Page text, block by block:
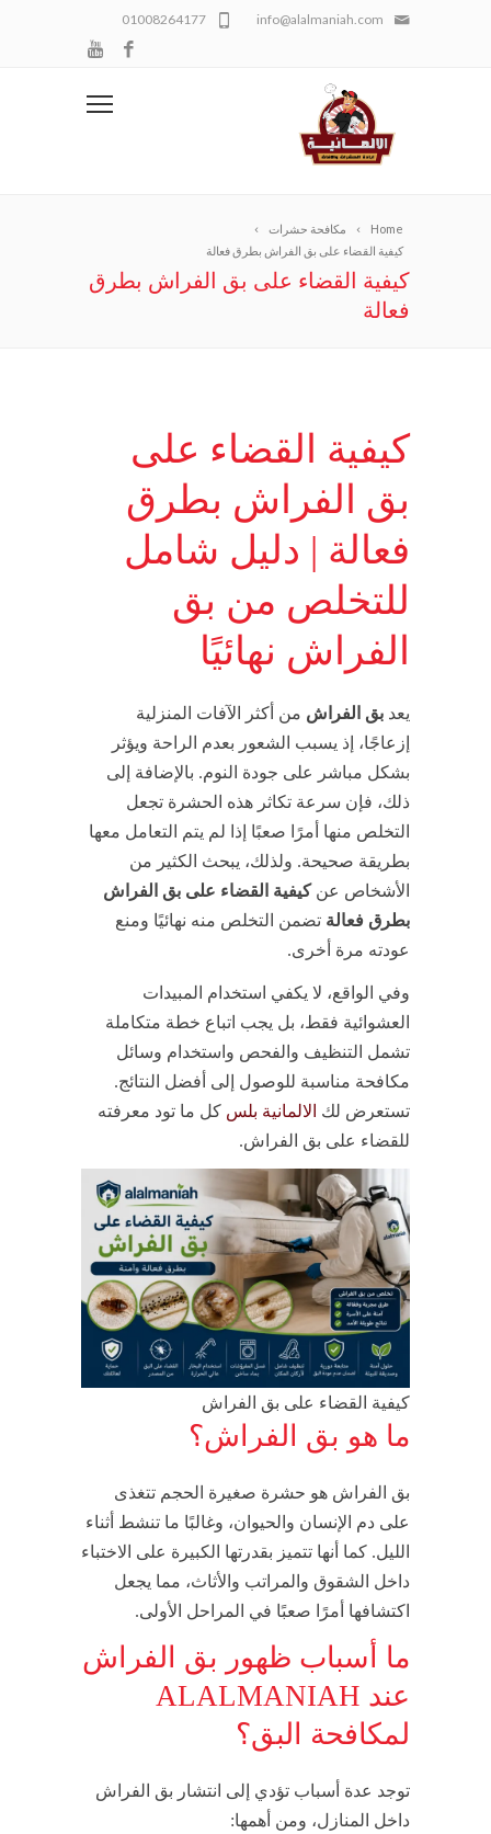
info@alalmaniah.com
01008264177
Home
مكافحة حشرات
كيفية القضاء على بق الفراش بطرق فعالة
كيفية القضاء على بق الفراش بطرق
فعالة
كيفية القضاء على
بق الفراش بطرق
فعالة | دليل شامل
للتخلص من بق
الفراش نهائيًا
يعد بق الفراش من أكثر الآفات المنزلية
إزعاجًا، إذ يسبب الشعور بعدم الراحة ويؤثر
بشكل مباشر على جودة النوم. بالإضافة إلى
ذلك، فإن سرعة تكاثر هذه الحشرة تجعل
التخلص منها أمرًا صعبًا إذا لم يتم التعامل معها
بطريقة صحيحة. ولذلك، يبحث الكثير من
الأشخاص عنكيفية القضاء على بق الفراش
بطرق فعالة تضمن التخلص منه نهائيًا ومنع
عودته مرة أخرى.
وفي الواقع، لا يكفي استخدام المبيدات
العشوائية فقط، بل يجب اتباع خطة متكاملة
تشمل التنظيف والفحص واستخدام وسائل
مكافحة مناسبة للوصول إلى أفضل النتائج.
تستعرض لك الالمانية بلس كل ما تود معرفته
للقضاء على بق الفراش.
كيفية القضاء على بق الفراش
ما هو بق الفراش؟
بق الفراش هو حشرة صغيرة الحجم تتغذى
على دم الإنسان والحيوان، وغالبًا ما تنشط أثناء
الليل. كما أنها تتميز بقدرتها الكبيرة على الاختباء
داخل الشقوق والمراتب والأثاث، مما يجعل
اكتشافها أمرًا صعبًا في المراحل الأولى.
ما أسباب ظهور بق الفراش
عند ALALMANIAH
لمكافحة البق؟
توجد عدة أسباب تؤدي إلى انتشار بق الفراش
داخل المنازل، ومن أهمها: